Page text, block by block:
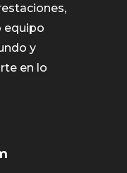
equipo
y
en lo